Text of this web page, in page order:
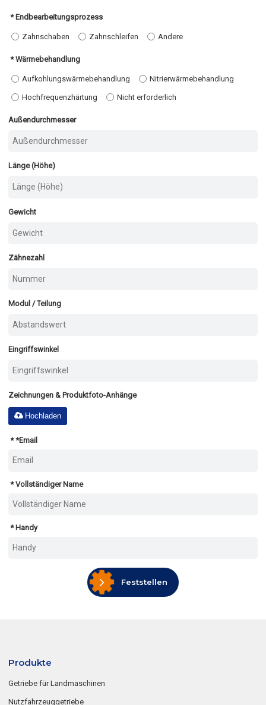
Endbearbeitungsprozess
Zahnschaben Zahnschleifen Andere
Wärmebehandlung
Aufkohlungswärmebehandlung Nitrierwärmebehandlung
Hochfrequenzhärtung Nicht erforderlich
Außendurchmesser
Länge (Höhe)
Gewicht
Zähnezahl
Modul / Teilung
Eingriffswinkel
Zeichnungen & Produktfoto-Anhänge
Hochladen
*Email
Vollständiger Name
Handy
Feststellen
Produkte
Getriebe für Landmaschinen
Nutzfahrzeuggetriebe